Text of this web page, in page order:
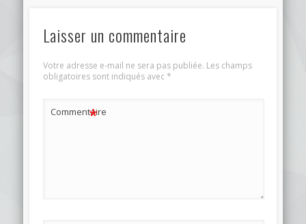
Laisser un commentaire
Votre adresse e-mail ne sera pas publiée. Les champs
obligatoires sont indiqués avec*
Commentaire
*